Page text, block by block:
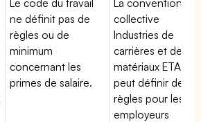
ne définit pas de
règles ou de
minimum
concernant les
primes de salaire.
collective
Industries de
carrières et de
matériaux ETAM
peut définir des
règles pour les
employeurs